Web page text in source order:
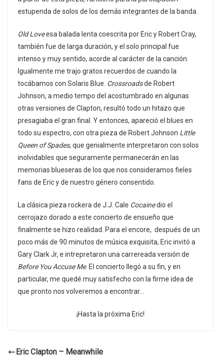
estupenda de solos de los demás integrantes de la banda.
Old Loveesa balada lenta coescrita por Eric y Robert Cray,
también fue de larga duración, y el solo principal fue
intenso y muy sentido, acorde al carácter de la canción.
Igualmente me trajo gratos recuerdos de cuando la
tocábamos con Solaris Blue. Crossroadsde Robert
Johnson, a medio tempo del acostumbrado en algunas
otras versiones de Clapton, resultó todo un hitazo que
presagiaba el gran final. Y entonces, apareció el blues en
todo su espectro, con otra pieza de Robert Johnson Little
Queen of Spades, que genialmente interpretaron con solos
inolvidables que seguramente permanecerán en las
memorias blueseras de los que nos consideramos fieles
fans de Eric y de nuestro género consentido.
La clásica pieza rockera de J.J. Cale Cocainedio el
cerrojazo dorado a este concierto de ensueño que
finalmente se hizo realidad. Para el encore, después de un
poco más de 90 minutos de música exquisita, Eric invitó a
Gary Clark Jr, e intrepretaron una carrereada versión de
Before You Accuse Me. El concierto llegó a su fin, y en
particular, me quedé muy satisfecho con la firme idea de
que pronto nos volveremos a encontrar…
¡Hasta la próxima Eric!
Eric Clapton – Meanwhile